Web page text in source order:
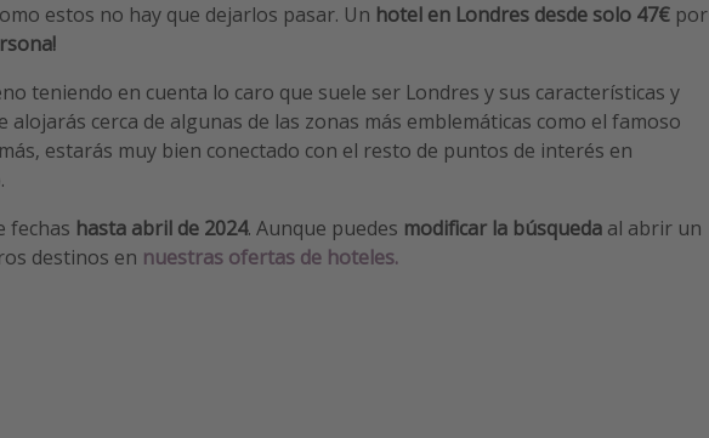
estos no hay que dejarlos pasar. Un hotel en Londres desde solo 47€ por
teniendo en cuenta lo caro que suele ser Londres y sus características y
alojarás cerca de algunas de las zonas más emblemáticas como el famoso
estarás muy bien conectado con el resto de puntos de interés en
fechas hasta abril de 2024. Aunque puedes modificar la búsqueda al abrir un
destinos en nuestras ofertas de hoteles.